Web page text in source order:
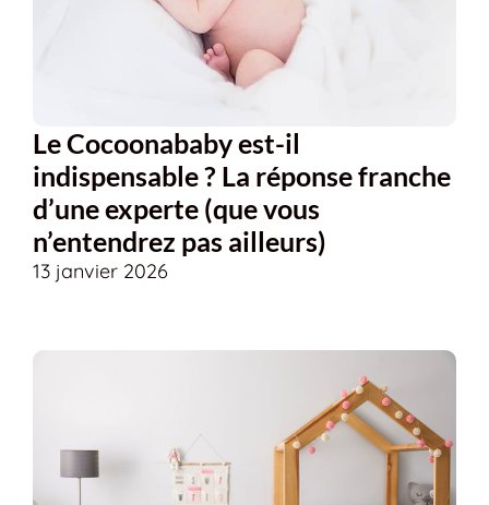
Le Cocoonababy est-il
indispensable ? La réponse franche
d’une experte (que vous
n’entendrez pas ailleurs)
13 janvier 2026